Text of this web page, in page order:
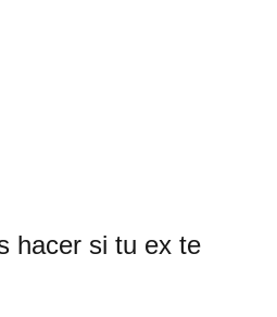
hacer si tu ex te